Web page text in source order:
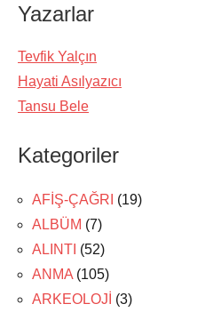
Yazarlar
Tevfik Yalçın
Hayati Asılyazıcı
Tansu Bele
Kategoriler
AFİŞ-ÇAĞRI (19)
ALBÜM (7)
ALINTI (52)
ANMA (105)
ARKEOLOJİ (3)